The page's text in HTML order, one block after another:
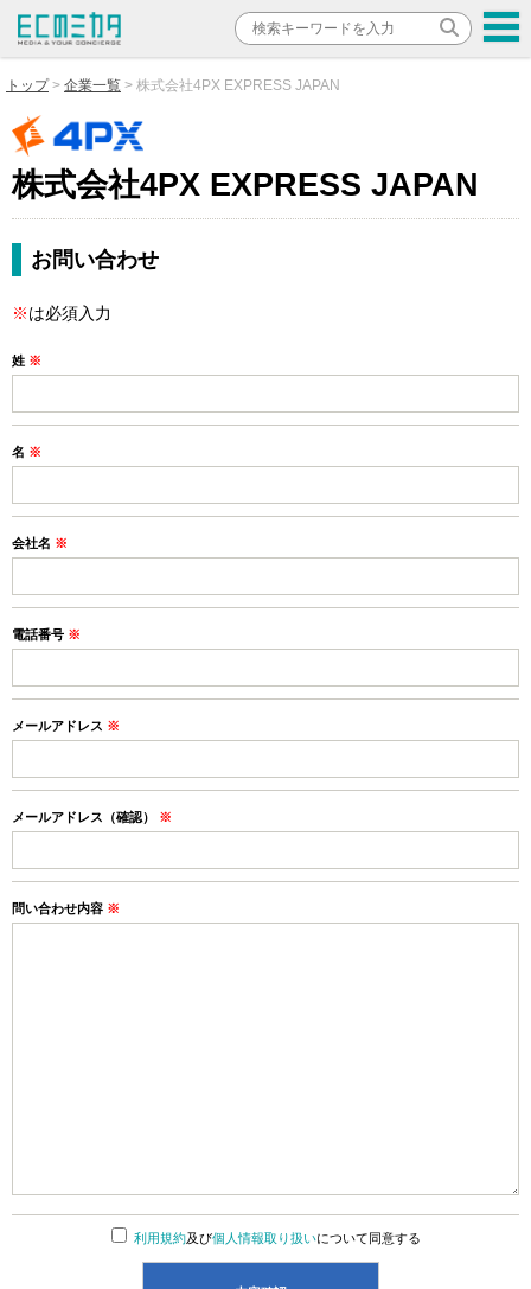
トップ 企業一覧 株式会社4PX EXPRESS JAPAN
株式会社4PX EXPRESS JAPAN
お問い合わせ
※は必須入力
姓 ※
名 ※
会社名 ※
電話番号 ※
メールアドレス ※
メールアドレス（確認） ※
問い合わせ内容 ※
利用規約及び個人情報取り扱いについて同意する